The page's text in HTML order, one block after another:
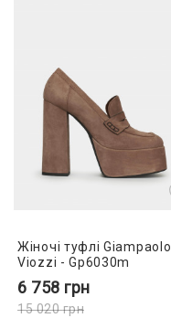
Жіночі туфлі Giampaolo
Viozzi - Gp6030m
6 758 грн
15 020грн